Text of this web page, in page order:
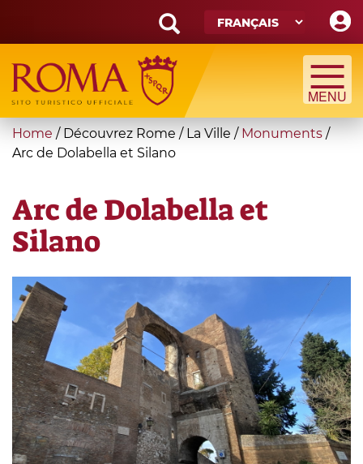
main
content
Search
form
Recherche
You
are
Home / Découvrez Rome / La Ville / Monuments /
Arc de Dolabella et Silano
Arc de Dolabella et
Silano